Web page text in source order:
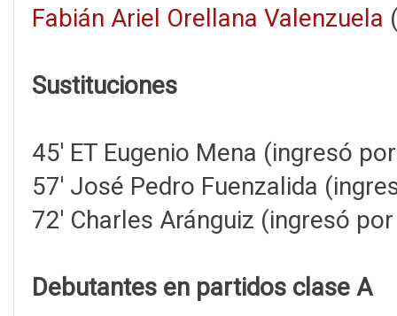
Fabián Ariel Orellana Valenzuela
Sustituciones
45' ET Eugenio Mena (ingresó
57' José Pedro Fuenzalida
72' Charles Aránguiz (ingresó
Debutantes en partidos clase A